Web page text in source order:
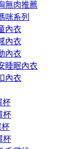
無肉推薦
咪系列
內衣
內衣
內衣
睡眠內衣
內衣
杯
杯
杯
杯